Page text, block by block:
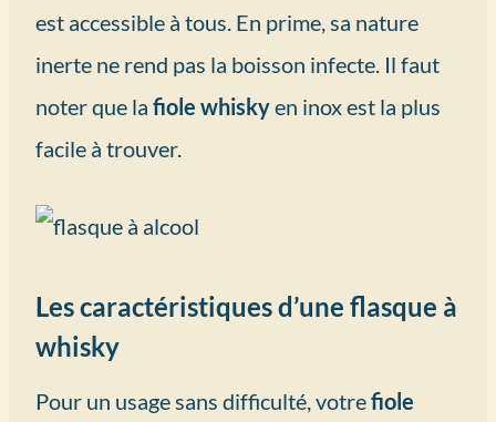
est accessible à tous. En prime, sa nature
inerte ne rend pas la boisson infecte. Il faut
noter que la fiole whiskyen inox est la plus
facile à trouver.
Les caractéristiques d’une flasque à
whisky
Pour un usage sans difficulté, votrefiole